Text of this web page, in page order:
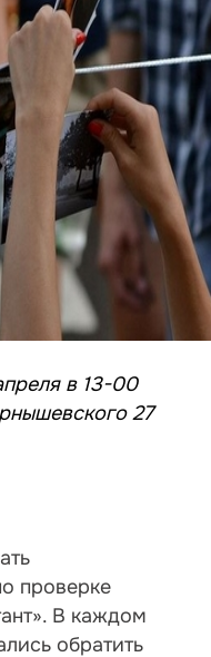
в 13-00
27
проверке
В каждом
обратить